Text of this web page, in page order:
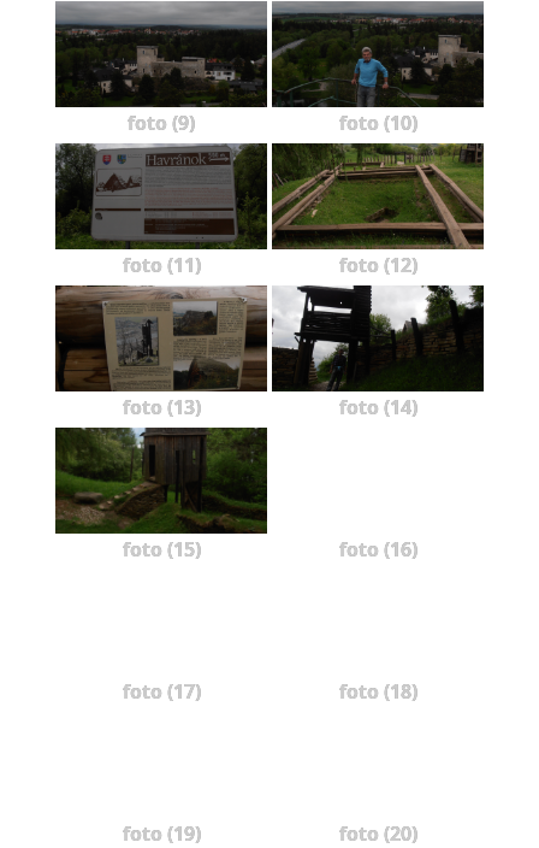
foto (9) foto (10)
foto (11) foto (12)
foto (13) foto (14)
foto (15) foto (16)
foto (17) foto (18)
foto (19) foto (20)